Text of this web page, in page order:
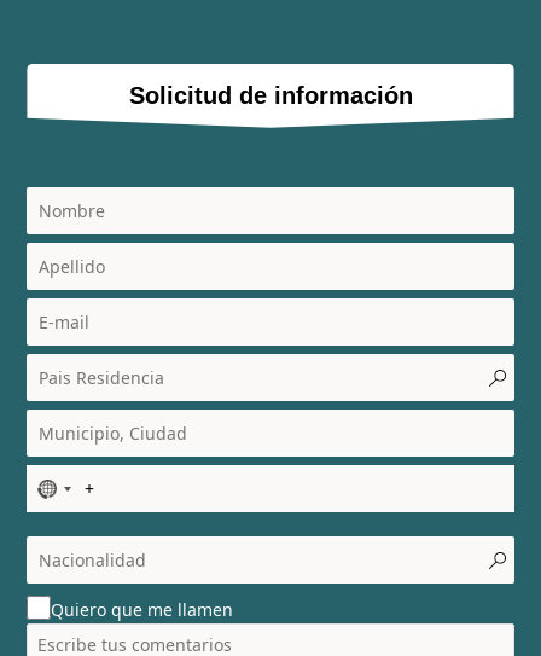
Solicitud de información
N
o
c
o
u
n
t
Quiero que me llamen